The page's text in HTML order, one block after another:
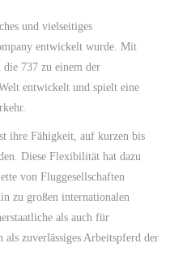
und vielseitiges
entwickelt wurde. Mit
737 zu einem der
entwickelt und spielt eine
ihre Fähigkeit, auf kurzen bis
Diese Flexibilität hat dazu
von Fluggesellschaften
zu großen internationalen
als auch für
zuverlässiges Arbeitspferd der